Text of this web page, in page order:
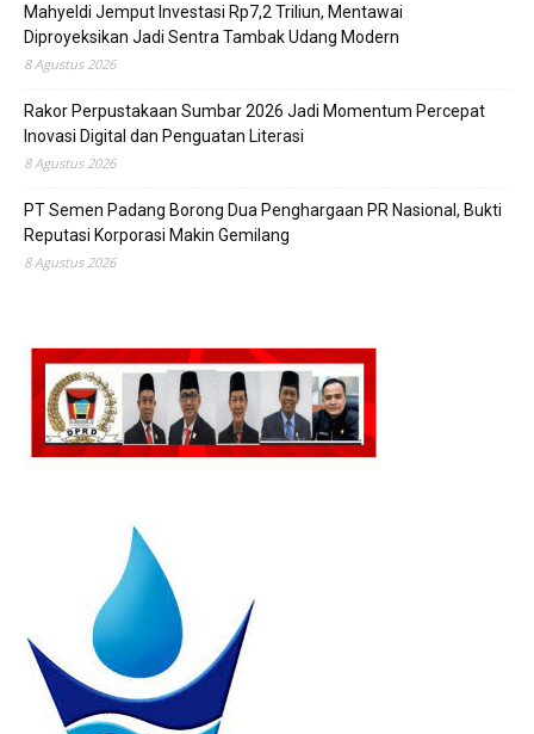
Mahyeldi Jemput Investasi Rp7,2 Triliun, Mentawai
Diproyeksikan Jadi Sentra Tambak Udang Modern
8 Agustus 2026
Rakor Perpustakaan Sumbar 2026 Jadi Momentum Percepat
Inovasi Digital dan Penguatan Literasi
8 Agustus 2026
PT Semen Padang Borong Dua Penghargaan PR Nasional, Bukti
Reputasi Korporasi Makin Gemilang
8 Agustus 2026